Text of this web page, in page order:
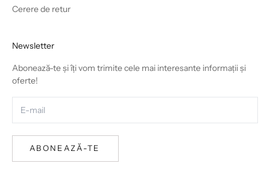
Cerere de retur
Newsletter
Abonează-te și îți vom trimite cele mai interesante informații și
oferte!
ABONEAZĂ-TE